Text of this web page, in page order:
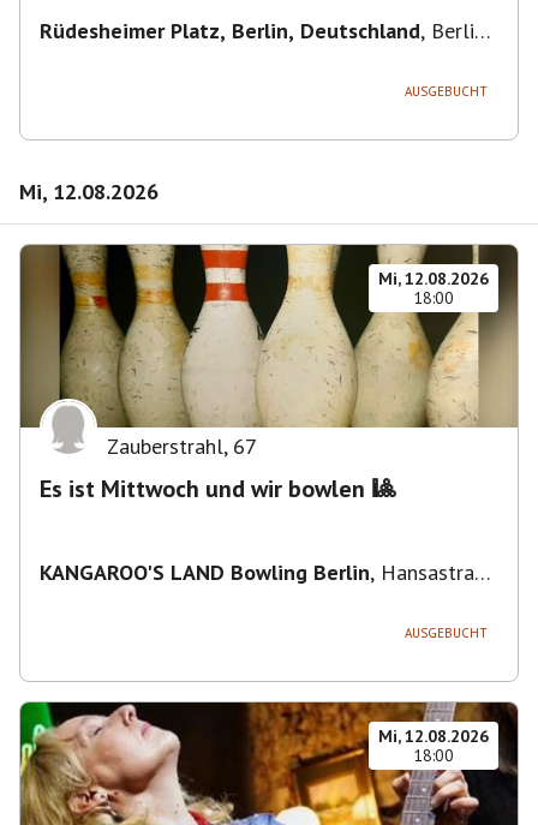
Rüdesheimer Platz, Berlin, Deutschland, Berlin-
AUSGEBUCHT
Mi, 12.08.2026
Mi, 12.08.2026
18:00
Zauberstrahl, 67
Es ist Mittwoch und wir bowlen 🎱
KANGAROO'S LAND Bowling Berlin, Hansastraße
AUSGEBUCHT
Mi, 12.08.2026
18:00